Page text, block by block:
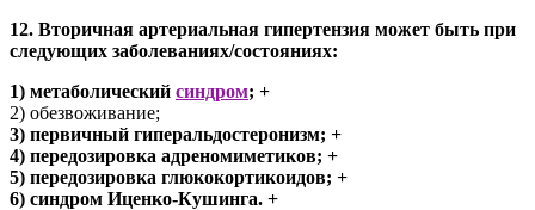
12. Вторичная артериальная гипертензия может быть при
следующих заболеваниях/состояниях:
1) метаболический синдром; +
2) обезвоживание;
3) первичный гиперальдостеронизм; +
4) передозировка адреномиметиков; +
5) передозировка глюкокортикоидов; +
6) синдром Иценко-Кушинга. +